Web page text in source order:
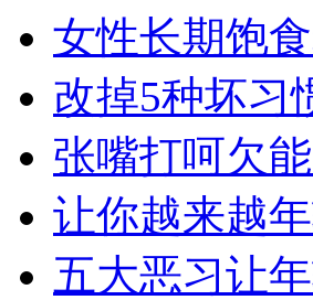
女性长期饱
改掉5种坏习
张嘴打呵欠
让你越来越
五大恶习让